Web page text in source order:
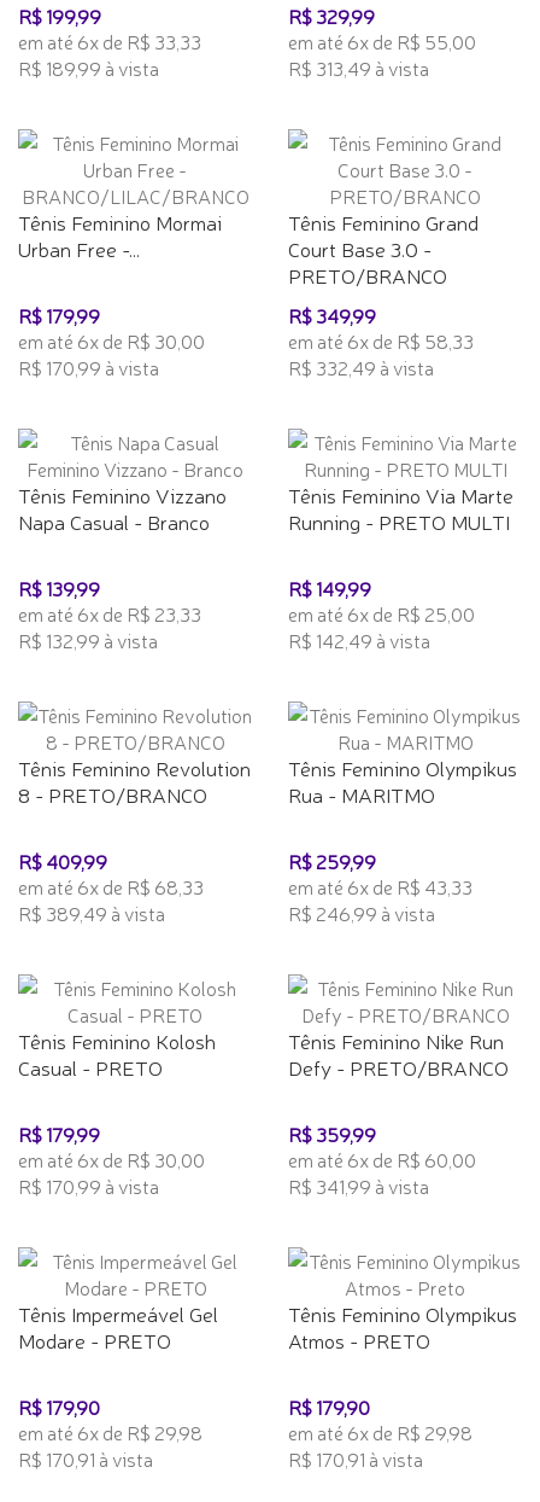
R$ 199,99
em até 6x de R$ 33,33
R$ 189,99 à vista
R$ 329,99
em até 6x de R$ 55,00
R$ 313,49 à vista
Tênis Feminino Mormai
Urban Free -...
R$ 179,99
em até 6x de R$ 30,00
R$ 170,99 à vista
Tênis Feminino Grand
Court Base 3.0 -
PRETO/BRANCO
R$ 349,99
em até 6x de R$ 58,33
R$ 332,49 à vista
Tênis Feminino Vizzano
Napa Casual - Branco
R$ 139,99
em até 6x de R$ 23,33
R$ 132,99 à vista
Tênis Feminino Via Marte
Running - PRETO MULTI
R$ 149,99
em até 6x de R$ 25,00
R$ 142,49 à vista
Tênis Feminino Revolution
8 - PRETO/BRANCO
R$ 409,99
em até 6x de R$ 68,33
R$ 389,49 à vista
Tênis Feminino Olympikus
Rua - MARITMO
R$ 259,99
em até 6x de R$ 43,33
R$ 246,99 à vista
Tênis Feminino Kolosh
Casual - PRETO
R$ 179,99
em até 6x de R$ 30,00
R$ 170,99 à vista
Tênis Feminino Nike Run
Defy - PRETO/BRANCO
R$ 359,99
em até 6x de R$ 60,00
R$ 341,99 à vista
Tênis Impermeável Gel
Modare - PRETO
R$ 179,90
em até 6x de R$ 29,98
R$ 170,91 à vista
Tênis Feminino Olympikus
Atmos - PRETO
R$ 179,90
em até 6x de R$ 29,98
R$ 170,91 à vista